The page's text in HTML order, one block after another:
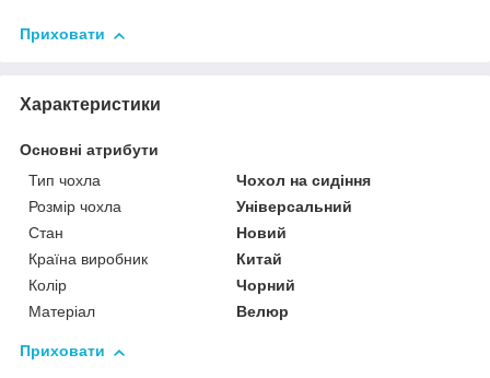
Приховати
Характеристики
Основні атрибути
Тип чохла
Чохол на сидіння
Розмір чохла
Універсальний
Стан
Новий
Країна виробник
Китай
Колір
Чорний
Матеріал
Велюр
Приховати